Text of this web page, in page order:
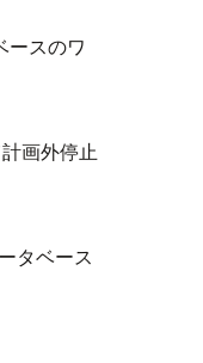
ースのワ
画外停止
タベース